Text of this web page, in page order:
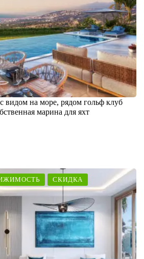
видом на море, рядом гольф клуб
марина для яхт
СКИДКА